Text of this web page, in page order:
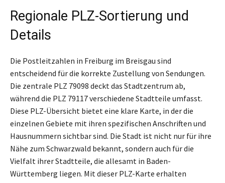
Regionale PLZ-Sortierung und
Details
Die Postleitzahlen in Freiburg im Breisgau sind
entscheidend für die korrekte Zustellung von Sendungen.
Die zentrale PLZ 79098 deckt das Stadtzentrum ab,
während die PLZ 79117 verschiedene Stadtteile umfasst.
Diese PLZ-Übersicht bietet eine klare Karte, in der die
einzelnen Gebiete mit ihren spezifischen Anschriften und
Hausnummern sichtbar sind. Die Stadt ist nicht nur für ihre
Nähe zum Schwarzwald bekannt, sondern auch für die
Vielfalt ihrer Stadtteile, die allesamt in Baden-
Württemberg liegen. Mit dieser PLZ-Karte erhalten